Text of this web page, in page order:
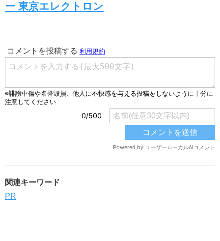
ー 東京エレクトロン
関連キーワード
PR